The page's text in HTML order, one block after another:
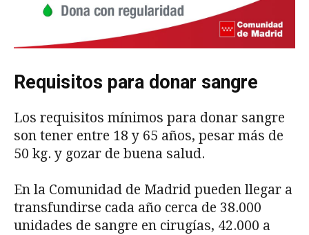
Requisitos para donar sangre
Los requisitos mínimos para donar sangre
son tener entre 18 y 65 años, pesar más de
50 kg. y gozar de buena salud.
En la Comunidad de Madrid pueden llegar a
transfundirse cada año cerca de 38.000
unidades de sangre en cirugías, 42.000 a